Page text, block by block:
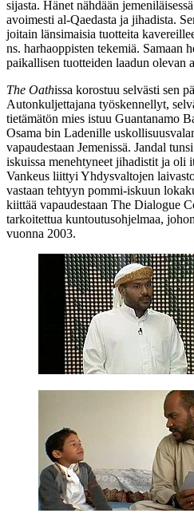
sijasta. Hänet nähdään
avoimesti al‑Qaedasta ja jihadista.
joitain länsimaisia tuotteita
ns. harhaoppisten tekemiä. Samaan
paikallisen tuotteiden laadun olevan
The Oathissa korostuu selvästi sen
Autonkuljettajana työskennellyt,
tietämätön mies istuu Guantanamo
Osama bin Ladenille
vapaudestaan Jemenissä. Jandal
iskuissa menehtyneet jihadistit ja oli
Vankeus liittyi Yhdysvaltojen
vastaan tehtyyn pommi-iskuun
kiittää vapaudestaan The Dialogue
tarkoitettua kuntoutusohjelmaa,
vuonna 2003.